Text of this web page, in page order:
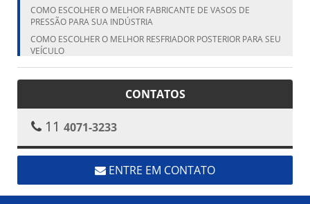
COMO ESCOLHER O MELHOR FABRICANTE DE VASOS DE
PRESSÃO PARA SUA INDÚSTRIA
COMO ESCOLHER O MELHOR RESFRIADOR POSTERIOR PARA SEU
VEÍCULO
COMO ESCOLHER O MELHOR RESFRIADOR POSTERIOR PARA SEU
VEÍCULO
COMO ESCOLHER O MELHOR VASO DE PRESSÃO FABRICANTE
PARA SUA NECESSIDADE
COMO ESCOLHER O TANQUE CILÍNDRICO VERTICAL IDEAL PARA
COMO ESCOLHER O TANQUE VERTICAL IDEAL PARA SUA
COMO ESCOLHER O TROCADOR DE CALOR ALETADO IDEAL
PARA SUA INDÚSTRIA
CONTATOS
11 4071-3233
ENTRE EM CONTATO